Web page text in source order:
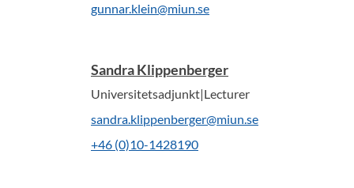
gunnar.klein@miun.se
Sandra Klippenberger
Universitetsadjunkt|Lecturer
sandra.klippenberger@miun.se
+46 (0)10-1428190